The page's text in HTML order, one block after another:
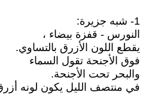
1- شبه جزيرة:
النورس - قفزة بيضاء ،
يقطع اللون الأزرق بالتساوي.
فوق الأجنحة تقول السماء
والبحر تحت الأجنحة.
في منتصف الليل يكون لونه